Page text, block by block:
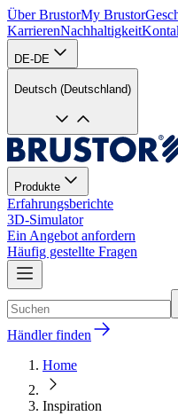
Über BrustorMy Brustor
KarrierenNachhaltigkeit
DE-DE
Deutsch (Deutschland)
Produkte
Erfahrungsberichte
3D-Simulator
Ein Angebot anfordern
Häufig gestellte Fragen
Händler finden
Home
Inspiration